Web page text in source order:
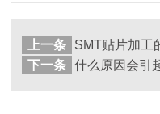
上一条
下一条